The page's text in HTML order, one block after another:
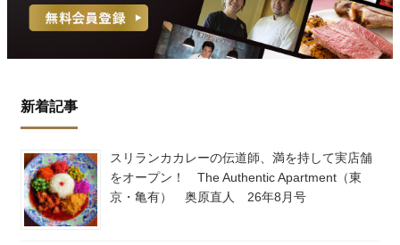
新着記事
スリランカカレーの伝道師、満を持して実店舗
をオープン！ The Authentic Apartment（東
京・亀有） 奥原直人 26年8月号